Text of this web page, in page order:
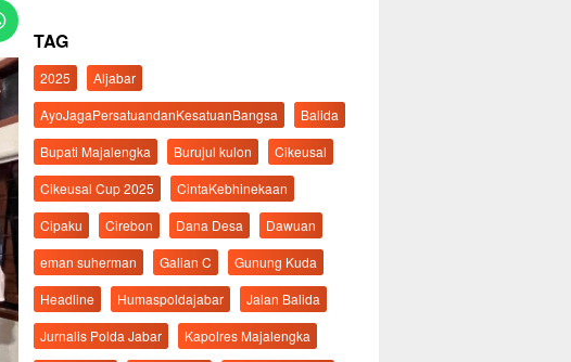
TAG
2025
Aljabar
AyoJagaPersatuandanKesatuanBangsa
Balida
Bupati Majalengka
Burujul kulon
Cikeusal
Cikeusal Cup 2025
CintaKebhinekaan
Cipaku
Cirebon Dana Desa
Dawuan
eman suherman
Galian C
Gunung Kuda
Headline
Humaspoldajabar
Jalan Balida
Jurnalis Polda Jabar
Kapolres Majalengka